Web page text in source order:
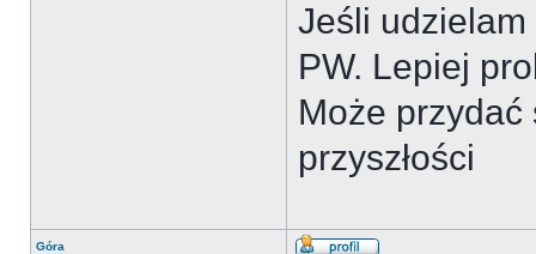
Jeśli
PW. Lepiej
Może
przyszłości
Góra